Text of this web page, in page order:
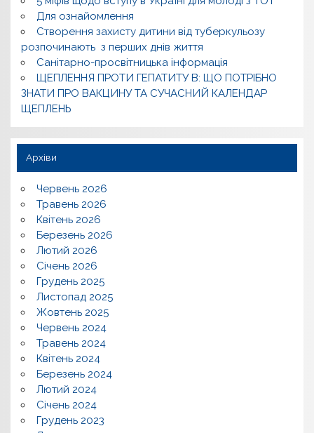
Для ознайомлення
Створення захисту дитини від туберкульозу
розпочинають з перших днів життя
Санітарно-просвітницька інформація
ЩЕПЛЕННЯ ПРОТИ ГЕПАТИТУ В: ЩО ПОТРІБНО
ЗНАТИ ПРО ВАКЦИНУ ТА СУЧАСНИЙ КАЛЕНДАР
ЩЕПЛЕНЬ
Архіви
Червень 2026
Травень 2026
Квітень 2026
Березень 2026
Лютий 2026
Січень 2026
Грудень 2025
Листопад 2025
Жовтень 2025
Червень 2024
Травень 2024
Квітень 2024
Березень 2024
Лютий 2024
Січень 2024
Грудень 2023